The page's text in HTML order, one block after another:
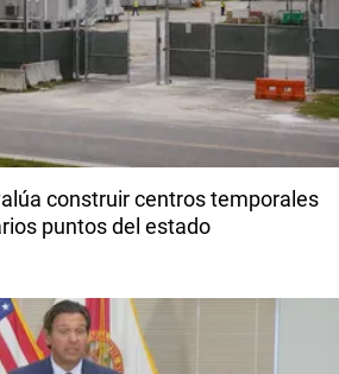
construir centros temporales
puntos del estado